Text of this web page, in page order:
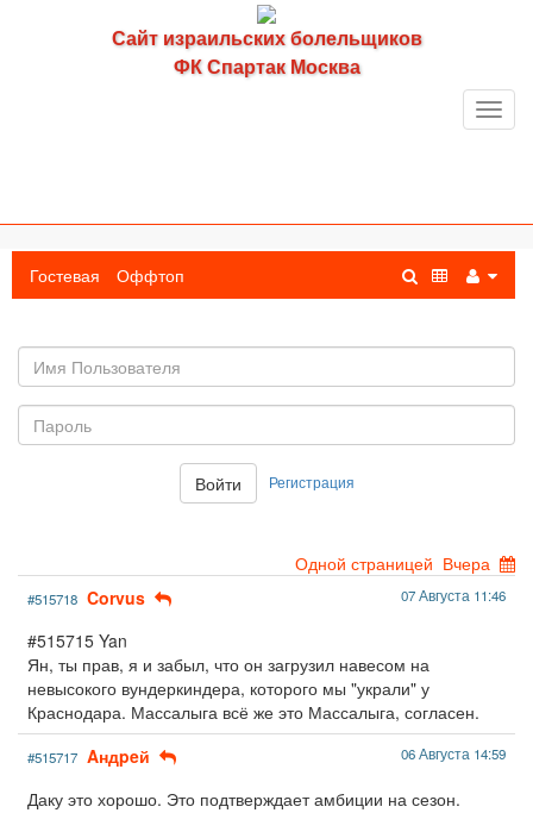
Сайт израильских болельщиков
ФК Спартак Москва
Гостевая Оффтоп
пользователя
Войти Регистрация
Одной страницей Вчера
#515718 Corvus 07 Августа 11:46
#515715 Yan
Ян, ты прав, я и забыл, что он загрузил навесом на
невысокого вундеркиндера, которого мы "украли" у
Краснодара. Массалыга всё же это Массалыга, согласен.
#515717 Aндpeй 06 Августа 14:59
Даку это хорошо. Это подтверждает амбиции на сезон.